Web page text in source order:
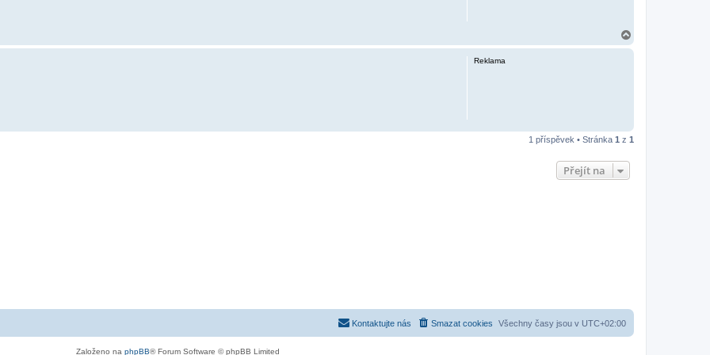
Reklama
1 příspěvek • Stránka 1 z 1
Přejít na
Všechny časy jsou v UTC+02:00
Smazat cookies
Kontaktujte nás
Založeno na phpBB® Forum Software © phpBB Limited